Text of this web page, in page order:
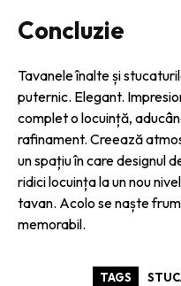
Concluzie
Tavanele înalte și
puternic. Elegant.
complet o locuință,
rafinament. Creează
un spațiu în care designul
ridici locuința la un nou
tavan. Acolo se naște
memorabil.
TAGS